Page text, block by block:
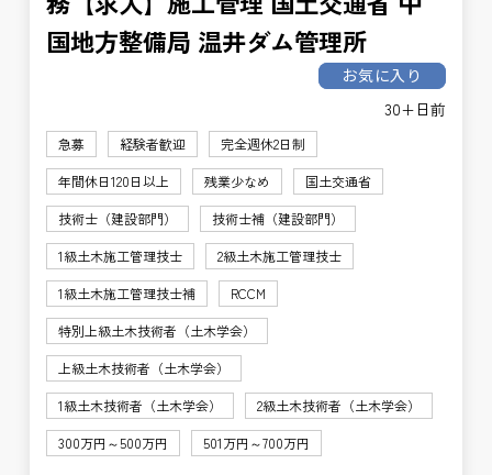
国地方整備局 温井ダム管理所
お気に入り
30+日前
急募 経験者歓迎
完全週休2日制
年間休日120日以上
残業少なめ
国土交通省
技術士（建設部門）
技術士補（建設部門）
1級土木施工管理技士
2級土木施工管理技士
1級土木施工管理技士補
RCCM
特別上級土木技術者（土木学会）
上級土木技術者（土木学会）
1級土木技術者（土木学会）
2級土木技術者（土木学会）
300万円～500万円
501万円～700万円